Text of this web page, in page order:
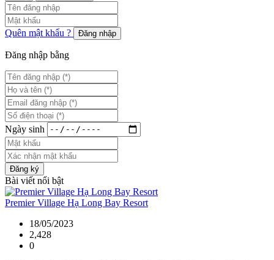
Quên mật khẩu ? Đăng nhập
Đăng nhập bằng
Ngày sinh
Đăng ký
Bài viết nổi bật
Premier Village Hạ Long Bay Resort
18/05/2023
2,428
0